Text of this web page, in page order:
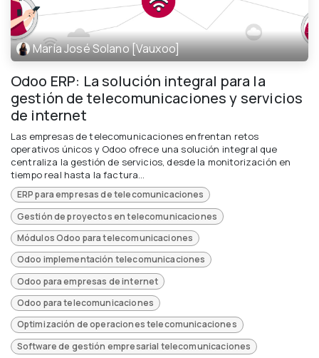
María José Solano [Vauxoo]
Odoo ERP: La solución integral para la
gestión de telecomunicaciones y servicios
de internet
Las empresas de telecomunicaciones enfrentan retos
operativos únicos y Odoo ofrece una solución integral que
centraliza la gestión de servicios, desde la monitorización en
tiempo real hasta la factura...
ERP para empresas de telecomunicaciones
Gestión de proyectos en telecomunicaciones
Módulos Odoo para telecomunicaciones
Odoo implementación telecomunicaciones
Odoo para empresas de internet
Odoo para telecomunicaciones
Optimización de operaciones telecomunicaciones
Software de gestión empresarial telecomunicaciones